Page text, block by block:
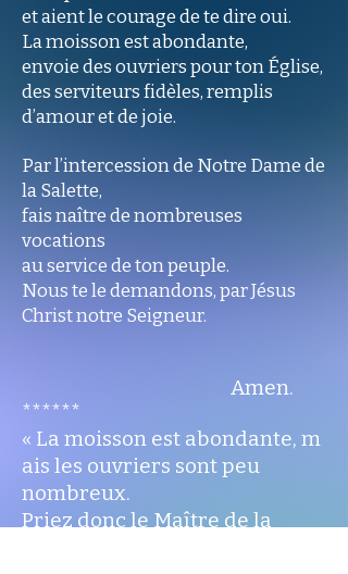
et aient le courage de te dire oui.
La moisson est abondante,
envoie des ouvriers pour ton Église,
des serviteurs fidèles, remplis
d’amour et de joie.
Par l’intercession de Notre Dame de
la Salette,
fais naître de nombreuses
vocations
au service de ton peuple.
Nous te le demandons, par Jésus
Christ notre Seigneur.
Amen.
******
« La moisson est abondante, m
ais les ouvriers sont peu
nombreux.
Priez donc le Maître de la